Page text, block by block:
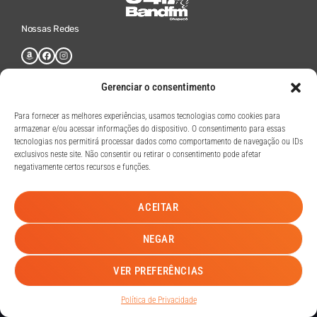
Gerenciar o consentimento
Para fornecer as melhores experiências, usamos tecnologias como cookies para
armazenar e/ou acessar informações do dispositivo. O consentimento para essas
tecnologias nos permitirá processar dados como comportamento de navegação ou IDs
exclusivos neste site. Não consentir ou retirar o consentimento pode afetar
negativamente certos recursos e funções.
ACEITAR
NEGAR
VER PREFERÊNCIAS
Política de Privacidade
BAND FM CHAPECÓ
A sua rádio do seu jeito!
Nossas Redes
Band FM Chapecó - Todos os Direitos Reservados
Política de Privacidade
Desenvolvimento Web
HOME A RÁDIO PROGRAMAÇÃO CONTATO